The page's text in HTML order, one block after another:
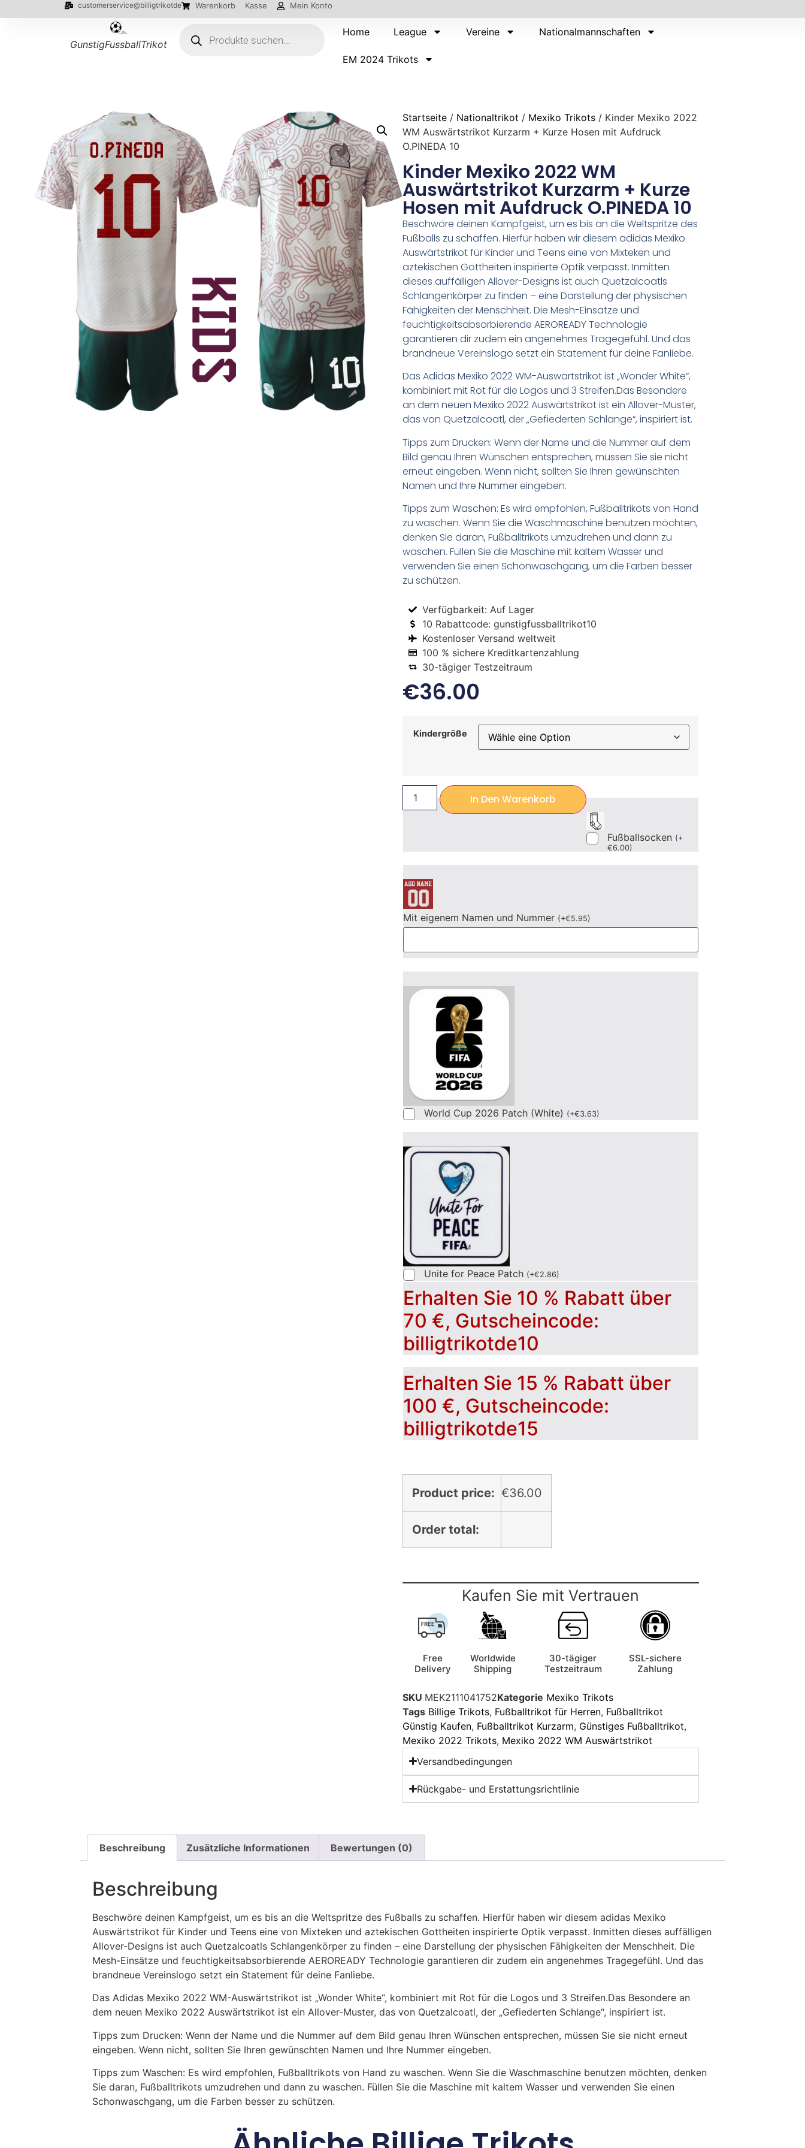
customerservice@billigtrikotde Warenkorb Kasse Mein Konto
GunstigFussballTrikot
Home League Vereine Nationalmannschaften
EM 2024 Trikots
Startseite / Nationaltrikot / Mexiko Trikots / Kinder Mexiko 2022
WM Auswärtstrikot Kurzarm + Kurze Hosen mit Aufdruck
O.PINEDA 10
Kinder Mexiko 2022 WM
Auswärtstrikot Kurzarm + Kurze
Hosen mit Aufdruck O.PINEDA 10
Beschwöre deinen Kampfgeist, um es bis an die Weltspritze des
Fußballs zu schaffen. Hierfür haben wir diesem adidas Mexiko
Auswärtstrikot für Kinder und Teens eine von Mixteken und
aztekischen Gottheiten inspirierte Optik verpasst. Inmitten
dieses auffälligen Allover-Designs ist auch Quetzalcoatls
Schlangenkörper zu finden – eine Darstellung der physischen
Fähigkeiten der Menschheit. Die Mesh-Einsätze und
feuchtigkeitsabsorbierende AEROREADY Technologie
garantieren dir zudem ein angenehmes Tragegefühl. Und das
brandneue Vereinslogo setzt ein Statement für deine Fanliebe.
Das Adidas Mexiko 2022 WM-Auswärtstrikot ist „Wonder White“,
kombiniert mit Rot für die Logos und 3 Streifen.Das Besondere
an dem neuen Mexiko 2022 Auswärtstrikot ist ein Allover-Muster,
das von Quetzalcoatl, der „Gefiederten Schlange“, inspiriert ist.
Tipps zum Drucken: Wenn der Name und die Nummer auf dem
Bild genau Ihren Wünschen entsprechen, müssen Sie sie nicht
erneut eingeben. Wenn nicht, sollten Sie Ihren gewünschten
Namen und Ihre Nummer eingeben.
Tipps zum Waschen: Es wird empfohlen, Fußballtrikots von Hand
zu waschen. Wenn Sie die Waschmaschine benutzen möchten,
denken Sie daran, Fußballtrikots umzudrehen und dann zu
waschen. Füllen Sie die Maschine mit kaltem Wasser und
verwenden Sie einen Schonwaschgang, um die Farben besser
zu schützen.
Verfügbarkeit: Auf Lager
10 Rabattcode: gunstigfussballtrikot10
Kostenloser Versand weltweit
100 % sichere Kreditkartenzahlung
30-tägiger Testzeitraum
€36.00
Kindergröße
In Den Warenkorb
Fußballsocken (+
€6.00)
Mit eigenem Namen und Nummer (+€5.95)
World Cup 2026 Patch (White) (+€3.63)
Unite for Peace Patch (+€2.86)
Erhalten Sie 10 % Rabatt über
70 €, Gutscheincode:
billigtrikotde10
Erhalten Sie 15 % Rabatt über
100 €, Gutscheincode:
billigtrikotde15
Product price: €36.00
Order total:
Kaufen Sie mit Vertrauen
Free
Delivery
Worldwide
Shipping
30-tägiger
Testzeitraum
SSL-sichere
Zahlung
SKU MEK2111041752Kategorie Mexiko Trikots
Tags Billige Trikots, Fußballtrikot für Herren, Fußballtrikot
Günstig Kaufen, Fußballtrikot Kurzarm, Günstiges Fußballtrikot,
Mexiko 2022 Trikots, Mexiko 2022 WM Auswärtstrikot
Versandbedingungen
Rückgabe- und Erstattungsrichtlinie
Beschreibung Zusätzliche Informationen Bewertungen (0)
Beschreibung
Beschwöre deinen Kampfgeist, um es bis an die Weltspritze des Fußballs zu schaffen. Hierfür haben wir diesem adidas Mexiko
Auswärtstrikot für Kinder und Teens eine von Mixteken und aztekischen Gottheiten inspirierte Optik verpasst. Inmitten dieses auffälligen
Allover-Designs ist auch Quetzalcoatls Schlangenkörper zu finden – eine Darstellung der physischen Fähigkeiten der Menschheit. Die
Mesh-Einsätze und feuchtigkeitsabsorbierende AEROREADY Technologie garantieren dir zudem ein angenehmes Tragegefühl. Und das
brandneue Vereinslogo setzt ein Statement für deine Fanliebe.
Das Adidas Mexiko 2022 WM-Auswärtstrikot ist „Wonder White“, kombiniert mit Rot für die Logos und 3 Streifen.Das Besondere an
dem neuen Mexiko 2022 Auswärtstrikot ist ein Allover-Muster, das von Quetzalcoatl, der „Gefiederten Schlange“, inspiriert ist.
Tipps zum Drucken: Wenn der Name und die Nummer auf dem Bild genau Ihren Wünschen entsprechen, müssen Sie sie nicht erneut
eingeben. Wenn nicht, sollten Sie Ihren gewünschten Namen und Ihre Nummer eingeben.
Tipps zum Waschen: Es wird empfohlen, Fußballtrikots von Hand zu waschen. Wenn Sie die Waschmaschine benutzen möchten, denken
Sie daran, Fußballtrikots umzudrehen und dann zu waschen. Füllen Sie die Maschine mit kaltem Wasser und verwenden Sie einen
Schonwaschgang, um die Farben besser zu schützen.